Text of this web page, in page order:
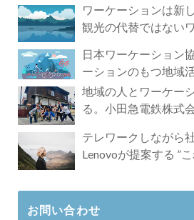
ワーケーションは新
観光の代替ではない
日本ワーケーション
ーションのもつ地域
地域の人とワーケー
る。小田急電鉄株式
テレワークしながら
Lenovoが提案する ”
お問い合わせ